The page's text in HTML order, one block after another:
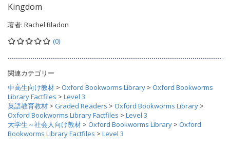
Kingdom
著者: Rachel Bladon
(0)
関連カテゴリー
中高生向け教材 > Oxford Bookworms Library > Oxford Bookworms
Library Factfiles > Level 3
英語教育教材 > Graded Readers > Oxford Bookworms Library >
Oxford Bookworms Library Factfiles > Level 3
大学生～社会人向け教材 > Oxford Bookworms Library > Oxford
Bookworms Library Factfiles > Level 3